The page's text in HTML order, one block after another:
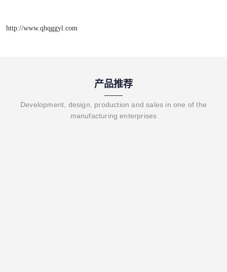
http://www.qhqggyl.com
产品推荐
Development, design, production and sales in one of the
manufacturing enterprises